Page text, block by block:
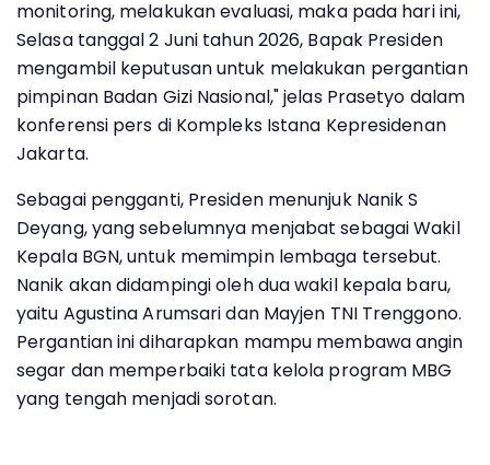
monitoring, melakukan evaluasi, maka pada hari ini,
Selasa tanggal 2 Juni tahun 2026, Bapak Presiden
mengambil keputusan untuk melakukan pergantian
pimpinan Badan Gizi Nasional," jelas Prasetyo dalam
konferensi pers di Kompleks Istana Kepresidenan
Jakarta.
Sebagai pengganti, Presiden menunjuk Nanik S
Deyang, yang sebelumnya menjabat sebagai Wakil
Kepala BGN, untuk memimpin lembaga tersebut.
Nanik akan didampingi oleh dua wakil kepala baru,
yaitu Agustina Arumsari dan Mayjen TNI Trenggono.
Pergantian ini diharapkan mampu membawa angin
segar dan memperbaiki tata kelola program MBG
yang tengah menjadi sorotan.